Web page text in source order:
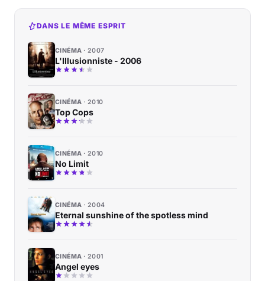
DANS LE MÊME ESPRIT
CINÉMA 2007
L'Illusionniste - 2006
CINÉMA 2010
Top Cops
CINÉMA 2010
No Limit
CINÉMA 2004
Eternal sunshine of the spotless mind
CINÉMA 2001
Angel eyes